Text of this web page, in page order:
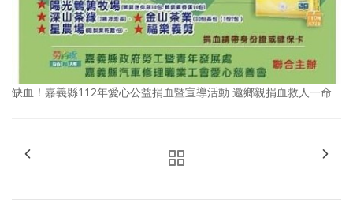
缺血！嘉義縣112年愛心公益捐血暨宣導活動 邀鄉親捐血救人一命